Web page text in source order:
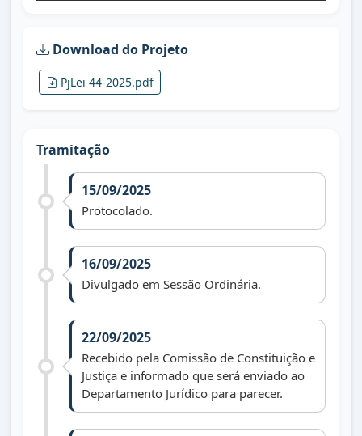
Download do Projeto
PjLei 44-2025.pdf
Tramitação
15/09/2025
Protocolado.
16/09/2025
Divulgado em Sessão Ordinária.
22/09/2025
Recebido pela Comissão de Constituição e
Justiça e informado que será enviado ao
Departamento Jurídico para parecer.